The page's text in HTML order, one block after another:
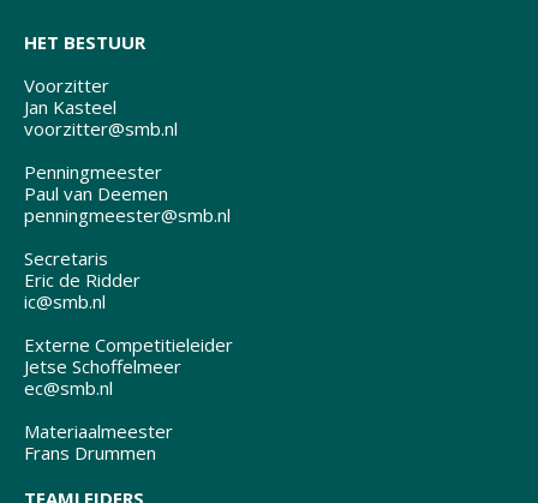
HET BESTUUR
Voorzitter
Jan Kasteel
voorzitter@smb.nl
Penningmeester
Paul van Deemen
penningmeester@smb.nl
Secretaris
Eric de Ridder
ic@smb.nl
Externe Competitieleider
Jetse Schoffelmeer
ec@smb.nl
Materiaalmeester
Frans Drummen
TEAMLEIDERS